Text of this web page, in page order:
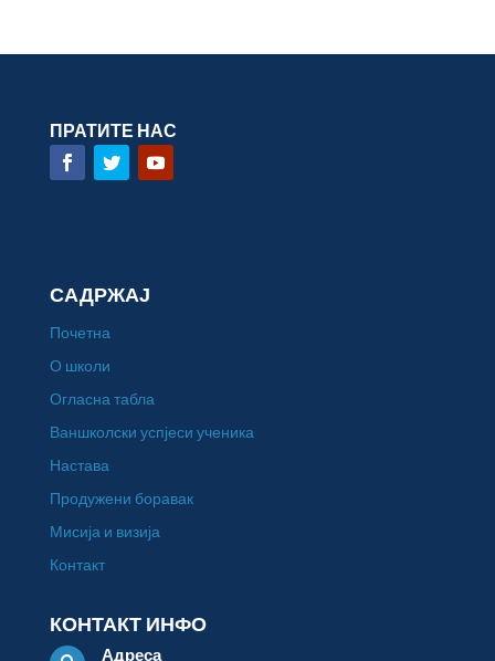
ПРАТИТЕ НАС
САДРЖАЈ
Почетна
О школи
Огласна табла
Ваншколски успјеси ученика
Настава
Продужени боравак
Мисија и визија
Контакт
КОНТАКТ ИНФО
Адреса